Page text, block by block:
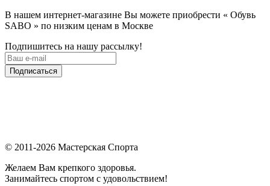
В нашем интернет-магазине Вы можете приобрести « Обувь
SABO » по низким ценам в Москве
Подпишитесь на нашу рассылку!
Подписаться
© 2011-2026 Мастерская Спорта
Желаем Вам крепкого здоровья.
Занимайтесь спортом с удовольствием!